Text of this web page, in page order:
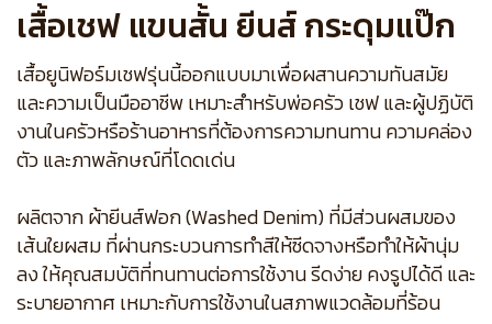
เสื้อเชฟ แขนสั้น ยีนส์ กระดุมแป๊ก
เสื้อยูนิฟอร์มเชฟรุ่นนี้ออกแบบมาเพื่อผสานความทันสมัย
และความเป็นมืออาชีพ เหมาะสำหรับพ่อครัว เชฟ และผู้ปฏิบัติ
งานในครัวหรือร้านอาหารที่ต้องการความทนทาน ความคล่อง
ตัว และภาพลักษณ์ที่โดดเด่น
ผลิตจาก ผ้ายีนส์ฟอก (Washed Denim) ที่มีส่วนผสมของ
เส้นใยผสม ที่ผ่านกระบวนการทำสีให้ซีดจางหรือทำให้ผ้านุ่ม
ลง ให้คุณสมบัติที่ทนทานต่อการใช้งาน รีดง่าย คงรูปได้ดี และ
ระบายอากาศ เหมาะกับการใช้งานในสภาพแวดล้อมที่ร้อน